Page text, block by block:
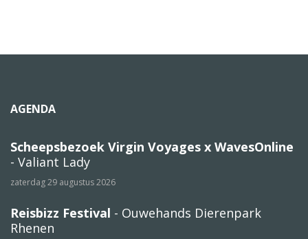
AGENDA
Scheepsbezoek Virgin Voyages x WavesOnline
- Valiant Lady
zaterdag 29 augustus 2026
Reisbizz Festival - Ouwehands Dierenpark
Rhenen